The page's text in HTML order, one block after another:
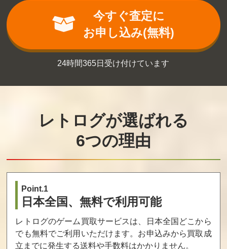
今すぐ査定に
お申し込み(無料)
24時間365日受け付けています
レトログが選ばれる
6つの理由
Point.1
日本全国、無料で利用可能
レトログのゲーム買取サービスは、日本全国どこから
でも無料でご利用いただけます。お申込みから買取成
立までに発生する送料や手数料はかかりません。